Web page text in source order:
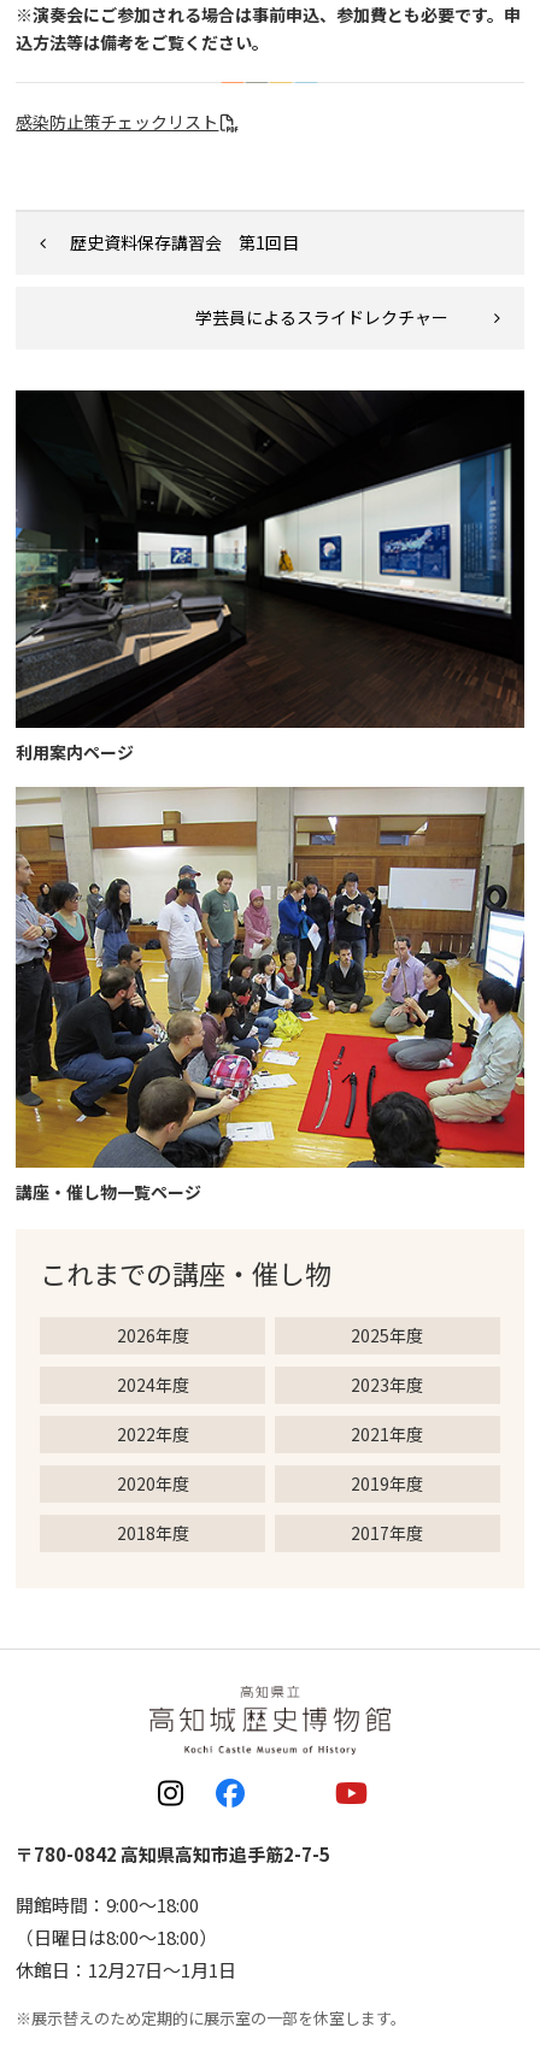
※演奏会にご参加される場合は事前申込、参加費とも必要です。申
込方法等は備考をご覧ください。
感染防止策チェックリスト
歴史資料保存講習会 第1回目
学芸員によるスライドレクチャー
利用案内ページ
講座・催し物一覧ページ
これまでの講座・催し物
2026年度 2025年度
2024年度 2023年度
2022年度 2021年度
2020年度 2019年度
2018年度 2017年度
〒780-0842 高知県高知市追手筋2-7-5
開館時間：9:00〜18:00
（日曜日は8:00〜18:00）
休館日：12月27日〜1月1日
※展示替えのため定期的に展示室の一部を休室します。